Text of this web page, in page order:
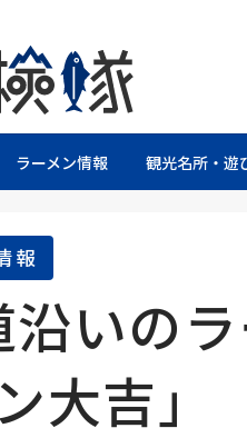
検するブログ
ラーメン情報 観光名所・遊
報
沿いの
大吉」